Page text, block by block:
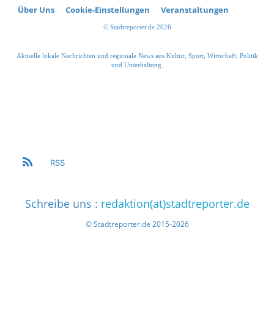
Über Uns Cookie-Einstellungen Veranstaltungen
© Stadtreporter.de 2026
Aktuelle lokale Nachrichten und regionale News aus Kultur, Sport, Wirtschaft, Politik
und Unterhaltung.
RSS
Schreibe uns : redaktion(at)stadtreporter.de
© Stadtreporter.de 2015-2026